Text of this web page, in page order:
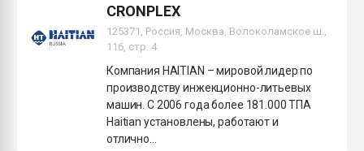
CRONPLEX
125371, Россия, Москва, Волоколамское ш.,
116, стр. 4
Компания HAITIAN – мировой лидер по
производству инжекционно-литьевых
машин. С 2006 года более 181.000 ТПА
Haitian установлены, работают и
отлично...